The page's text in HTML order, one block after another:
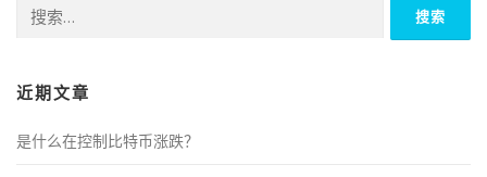
索：
近期文章
是什么在控制比特币涨跌？